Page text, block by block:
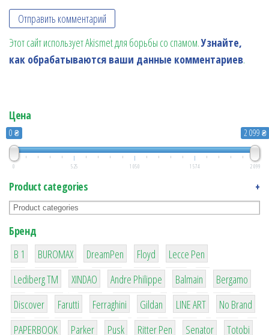
Этот сайт использует Akismet для борьбы со спамом.Узнайте,
как обрабатываются ваши данные комментариев.
Цена
0 ₴ 2 099 ₴
0 525 1 050 1 574 2 099
Product categories +
Бренд
B 1
1
BUROMAX
1
DreamPen
2
Floyd
2
Lecce Pen
3
Lediberg ТМ
3
XINDAO
1
Andre Philippe
4
Balmain
26
Bergamo
64
Discover
299
Farutti
4
Ferraghini
42
Gildan
4
LINE ART
90
No Brand
8
PAPERBOOK
6
Parker
2
Pusk
22
Ritter Pen
15
Senator
43
Totobi